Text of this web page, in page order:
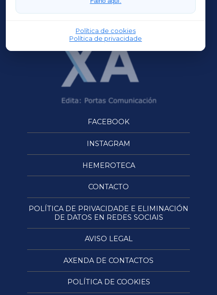
Política de cookies
Política de privacidade
OURENSEXA
FACEBOOK
INSTAGRAM
HEMEROTECA
CONTACTO
POLÍTICA DE PRIVACIDADE E ELIMINACIÓN
DE DATOS EN REDES SOCIAIS
AVISO LEGAL
AXENDA DE CONTACTOS
POLÍTICA DE COOKIES